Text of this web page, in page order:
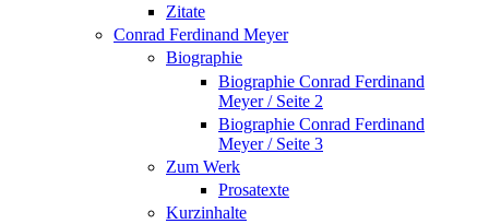
Zitate
Conrad Ferdinand Meyer
Biographie
Biographie Conrad Ferdinand
Meyer / Seite 2
Biographie Conrad Ferdinand
Meyer / Seite 3
Zum Werk
Prosatexte
Kurzinhalte